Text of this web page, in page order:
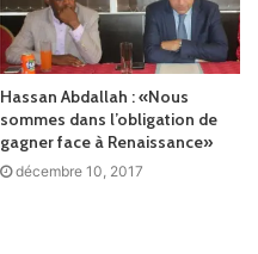
Hassan Abdallah : «Nous
sommes dans l’obligation de
gagner face à Renaissance»
décembre 10, 2017